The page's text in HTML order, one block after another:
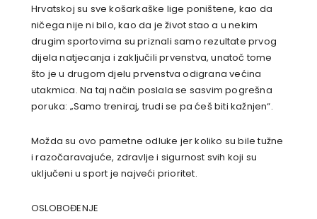
Hrvatskoj su sve košarkaške lige poništene, kao da
ničega nije ni bilo, kao da je život stao a u nekim
drugim sportovima su priznali samo rezultate prvog
dijela natjecanja i zaključili prvenstva, unatoč tome
što je u drugom djelu prvenstva odigrana većina
utakmica. Na taj način poslala se sasvim pogrešna
poruka: „Samo treniraj, trudi se pa ćeš biti kažnjen“.
Možda su ovo pametne odluke jer koliko su bile tužne
i razočaravajuće, zdravlje i sigurnost svih koji su
uključeni u sport je najveći prioritet.
OSLOBOĐENJE